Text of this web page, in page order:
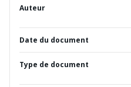
Auteur
Date du document
Type de document